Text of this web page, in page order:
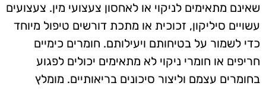
שאינם מתאימים לניקוי או לאחסון צעצועי מין. צעצועים
עשויים סיליקון, זכוכית או מתכת דורשים טיפול מיוחד
כדי לשמור על בטיחותם ויעילותם. חומרים כימיים
חריפים או חומרי ניקוי לא מתאימים יכולים לפגוע
בחומרים עצמם וליצור סיכונים בריאותיים. מומלץ